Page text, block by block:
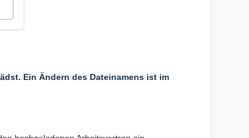
Ein Ändern des Dateinamens ist im